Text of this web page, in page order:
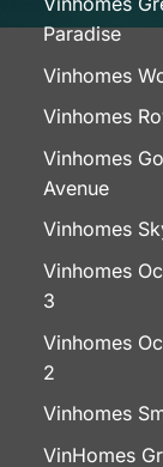
Paradise
Vinhomes
Vinhomes
Vinhomes
Avenue
Vinhomes
Vinhomes
3
Vinhomes
2
Vinhomes
VinHomes